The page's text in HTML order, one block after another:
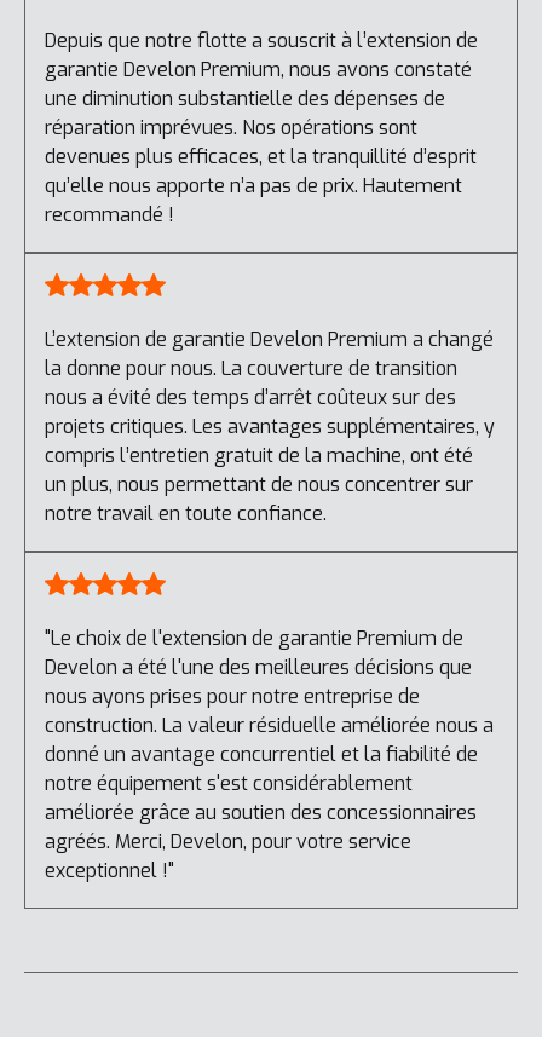
Depuis que notre flotte a souscrit à l’extension de
garantie Develon Premium, nous avons constaté
une diminution substantielle des dépenses de
réparation imprévues. Nos opérations sont
devenues plus efficaces, et la tranquillité d’esprit
qu’elle nous apporte n’a pas de prix. Hautement
recommandé !
L’extension de garantie Develon Premium a changé
la donne pour nous. La couverture de transition
nous a évité des temps d’arrêt coûteux sur des
projets critiques. Les avantages supplémentaires, y
compris l’entretien gratuit de la machine, ont été
un plus, nous permettant de nous concentrer sur
notre travail en toute confiance.
"Le choix de l'extension de garantie Premium de
Develon a été l'une des meilleures décisions que
nous ayons prises pour notre entreprise de
construction. La valeur résiduelle améliorée nous a
donné un avantage concurrentiel et la fiabilité de
notre équipement s'est considérablement
améliorée grâce au soutien des concessionnaires
agréés. Merci, Develon, pour votre service
exceptionnel !"